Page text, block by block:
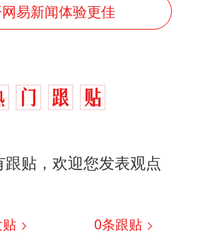
杨某某拒服兵役 不得录用为公务员
易新闻体验更佳
跟贴，欢迎您发表观点
0条跟贴